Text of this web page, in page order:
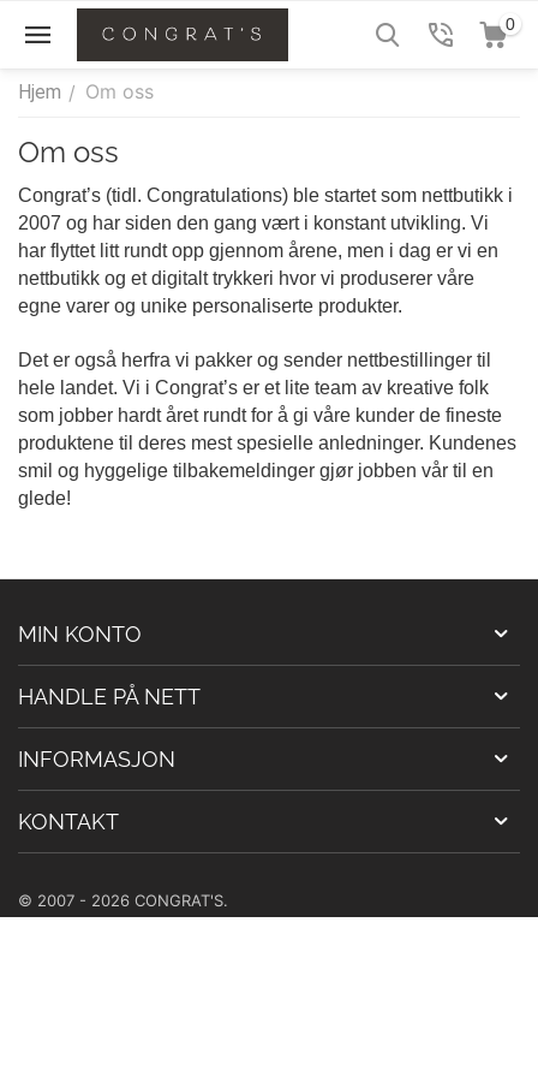
0
Hjem / Om oss
Om oss
Congrat’s (tidl. Congratulations) ble startet som nettbutikk i
2007 og har siden den gang vært i konstant utvikling. Vi
har flyttet litt rundt opp gjennom årene, men i dag er vi en
nettbutikk og et digitalt trykkeri hvor vi produserer våre
egne varer og unike personaliserte produkter.
Det er også herfra vi pakker og sender nettbestillinger til
hele landet. Vi i Congrat’s er et lite team av kreative folk
som jobber hardt året rundt for å gi våre kunder de fineste
produktene til deres mest spesielle anledninger. Kundenes
smil og hyggelige tilbakemeldinger gjør jobben vår til en
glede!
MIN KONTO
HANDLE PÅ NETT
INFORMASJON
KONTAKT
© 2007 - 2026 CONGRAT'S.